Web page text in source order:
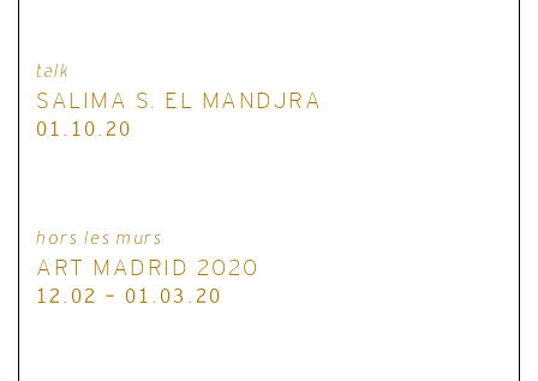
talk
SALIMA S. EL MANDJRA
01.10.20
hors les murs
ART MADRID 2020
12.02 - 01.03.20